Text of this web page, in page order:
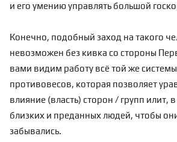
и его умению управлять большой
Конечно, подобный заход на такого
невозможен без кивка со стороны
вами видим работу всё той же
противовесов, которая позволяет
влияние (власть) сторон / групп илит,
близких и преданных людей, чтобы
забывались.